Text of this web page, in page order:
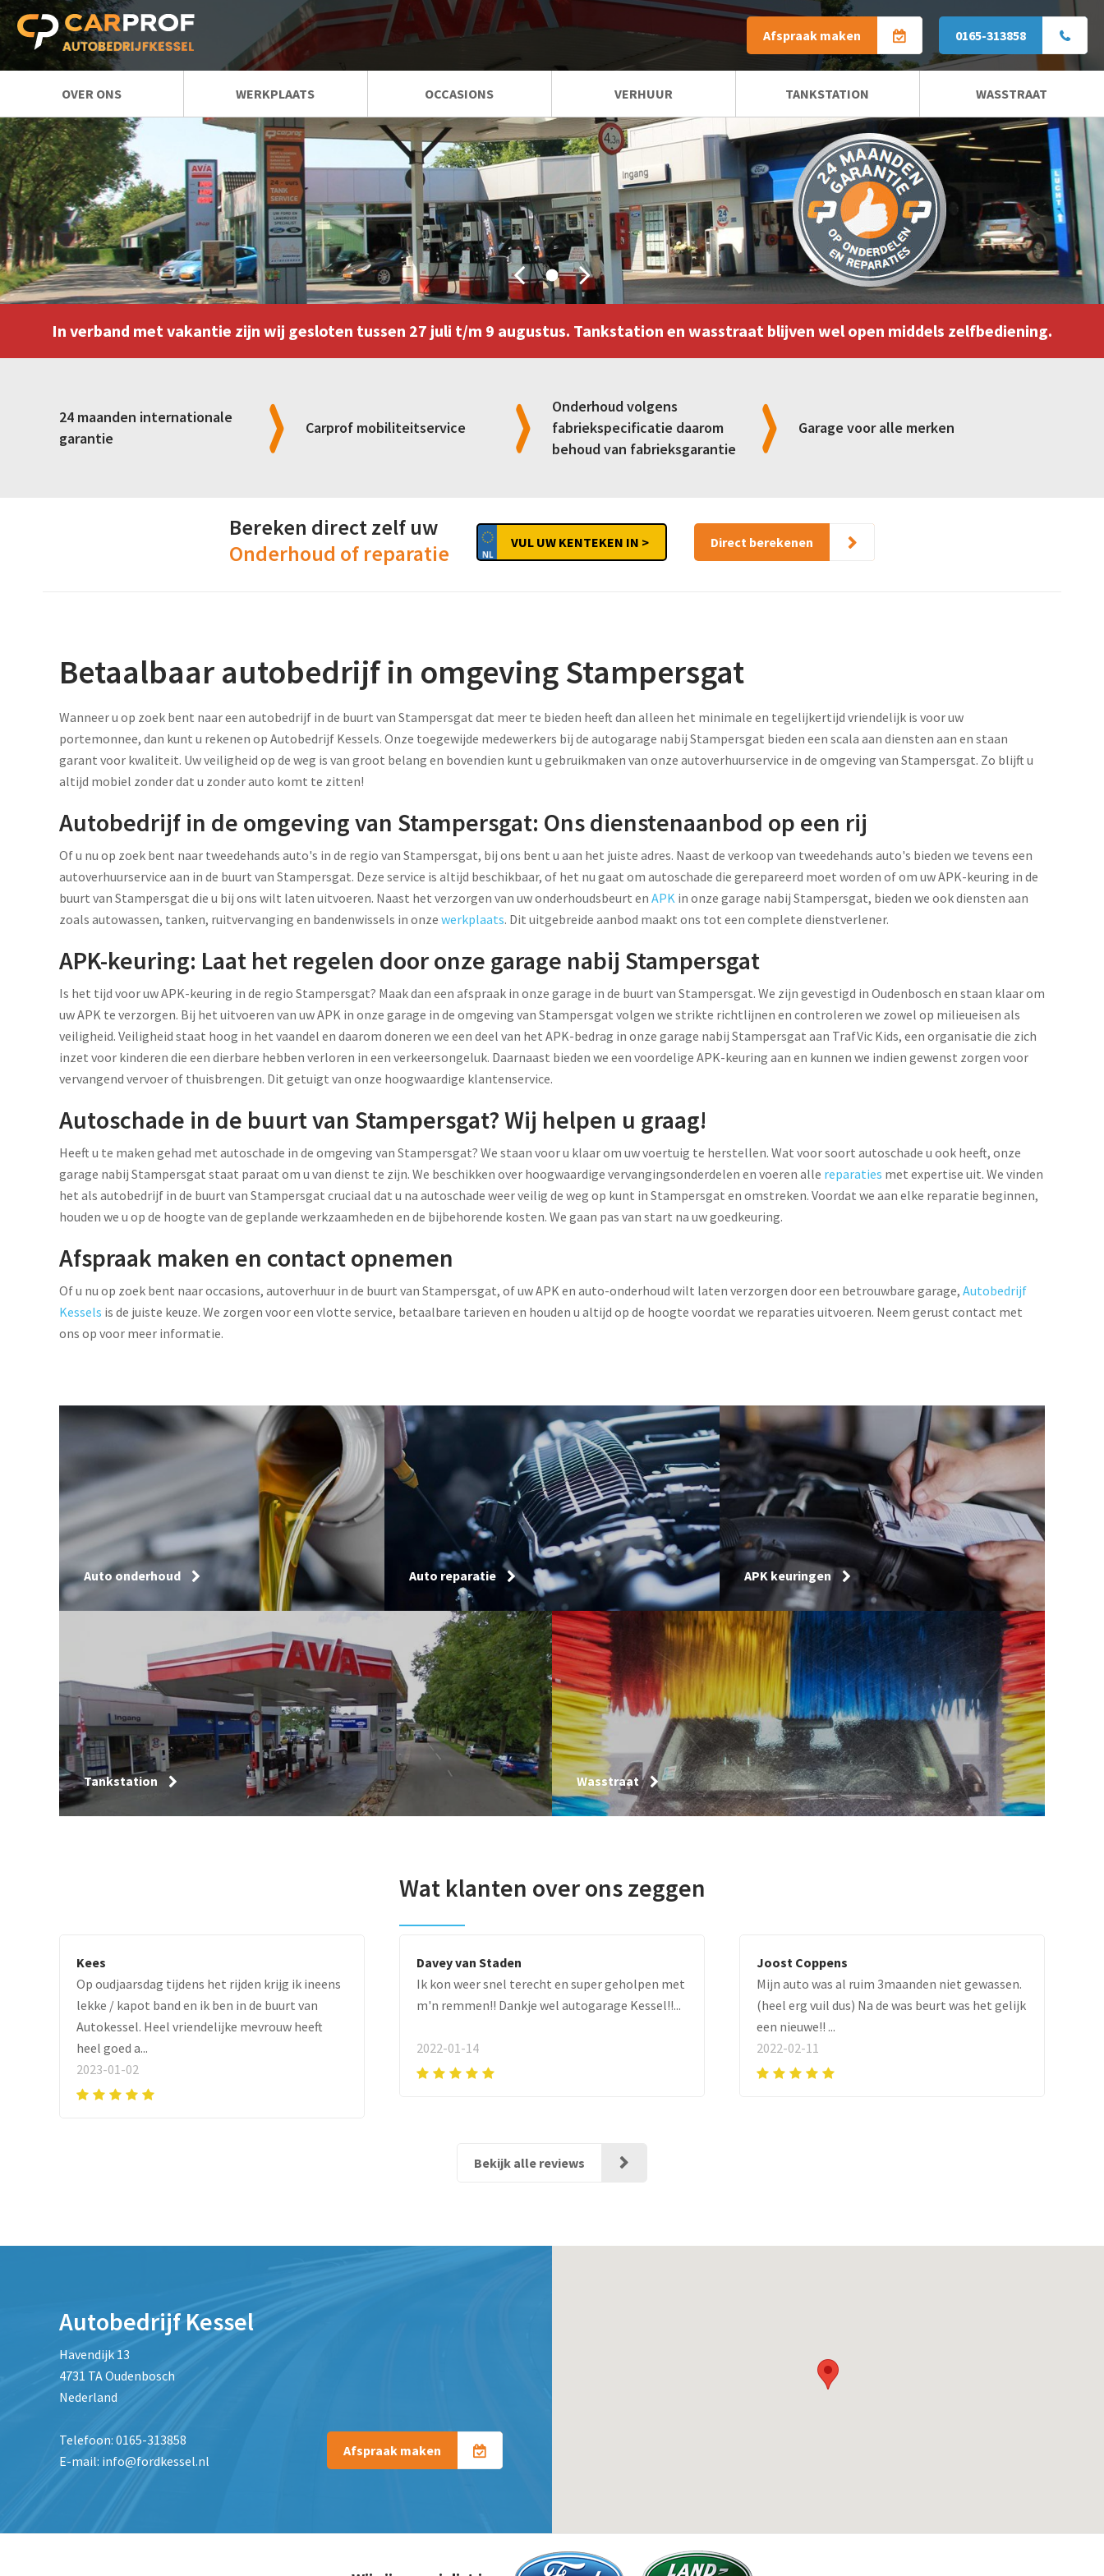
Afspraak maken 0165-313858
OVER ONS
REGIO
AUTOBEDRIJF OUD GASTEL
AUTOBEDRIJF HOEVEN
AUTOBEDRIJF
BOSSCHENHOOFD
AUTOBEDRIJF RUCPHEN
AUTOBEDRIJF SPRUNDEL
AUTOBEDRIJF FIJNAART
WERKPLAATS
AIRCO SERVICE
AUTO REPARATIE
APK KEURINGEN
AUTO ONDERHOUD
ELEKTRISCHE STORINGEN
RUITVERVANGING
ECOBOOST SPECIALIST
AANKOOP TAXATIES
AUTOSCHADE
OCCASIONS
LEASE CALCULATOR
FINANCIAL LEASE VOORRAAD
VERHUUR TANKSTATION WASSTRAAT
ZAKELIJKE WASSTRAAT
In verband met vakantie zijn wij gesloten tussen 27 juli t/m 9 augustus. Tankstation en wasstraat blijven wel open middels zelfbediening.
24 maanden internationale
garantie
Carprof mobiliteitservice
Onderhoud volgens
fabriekspecificatie daarom
behoud van fabrieksgarantie
Garage voor alle merken
Bereken direct zelf uw
Onderhoud of reparatie
VUL UW KENTEKEN IN > Direct berekenen
Betaalbaar autobedrijf in omgeving Stampersgat
Wanneer u op zoek bent naar een autobedrijf in de buurt van Stampersgat dat meer te bieden heeft dan alleen het minimale en tegelijkertijd vriendelijk is voor uw
portemonnee, dan kunt u rekenen op Autobedrijf Kessels. Onze toegewijde medewerkers bij de autogarage nabij Stampersgat bieden een scala aan diensten aan en staan
garant voor kwaliteit. Uw veiligheid op de weg is van groot belang en bovendien kunt u gebruikmaken van onze autoverhuurservice in de omgeving van Stampersgat. Zo blijft u
altijd mobiel zonder dat u zonder auto komt te zitten!
Autobedrijf in de omgeving van Stampersgat: Ons dienstenaanbod op een rij
Of u nu op zoek bent naar tweedehands auto's in de regio van Stampersgat, bij ons bent u aan het juiste adres. Naast de verkoop van tweedehands auto's bieden we tevens een
autoverhuurservice aan in de buurt van Stampersgat. Deze service is altijd beschikbaar, of het nu gaat om autoschade die gerepareerd moet worden of om uw APK-keuring in de
buurt van Stampersgat die u bij ons wilt laten uitvoeren. Naast het verzorgen van uw onderhoudsbeurt en APK in onze garage nabij Stampersgat, bieden we ook diensten aan
zoals autowassen, tanken, ruitvervanging en bandenwissels in onze werkplaats. Dit uitgebreide aanbod maakt ons tot een complete dienstverlener.
APK-keuring: Laat het regelen door onze garage nabij Stampersgat
Is het tijd voor uw APK-keuring in de regio Stampersgat? Maak dan een afspraak in onze garage in de buurt van Stampersgat. We zijn gevestigd in Oudenbosch en staan klaar om
uw APK te verzorgen. Bij het uitvoeren van uw APK in onze garage in de omgeving van Stampersgat volgen we strikte richtlijnen en controleren we zowel op milieueisen als
veiligheid. Veiligheid staat hoog in het vaandel en daarom doneren we een deel van het APK-bedrag in onze garage nabij Stampersgat aan TrafVic Kids, een organisatie die zich
inzet voor kinderen die een dierbare hebben verloren in een verkeersongeluk. Daarnaast bieden we een voordelige APK-keuring aan en kunnen we indien gewenst zorgen voor
vervangend vervoer of thuisbrengen. Dit getuigt van onze hoogwaardige klantenservice.
Autoschade in de buurt van Stampersgat? Wij helpen u graag!
Heeft u te maken gehad met autoschade in de omgeving van Stampersgat? We staan voor u klaar om uw voertuig te herstellen. Wat voor soort autoschade u ook heeft, onze
garage nabij Stampersgat staat paraat om u van dienst te zijn. We beschikken over hoogwaardige vervangingsonderdelen en voeren alle reparaties met expertise uit. We vinden
het als autobedrijf in de buurt van Stampersgat cruciaal dat u na autoschade weer veilig de weg op kunt in Stampersgat en omstreken. Voordat we aan elke reparatie beginnen,
houden we u op de hoogte van de geplande werkzaamheden en de bijbehorende kosten. We gaan pas van start na uw goedkeuring.
Afspraak maken en contact opnemen
Of u nu op zoek bent naar occasions, autoverhuur in de buurt van Stampersgat, of uw APK en auto-onderhoud wilt laten verzorgen door een betrouwbare garage, Autobedrijf
Kessels is de juiste keuze. We zorgen voor een vlotte service, betaalbare tarieven en houden u altijd op de hoogte voordat we reparaties uitvoeren. Neem gerust contact met
ons op voor meer informatie.
Auto onderhoud Auto reparatie APK keuringen
Tankstation Wasstraat
Wat klanten over ons zeggen
Kees
Op oudjaarsdag tijdens het rijden krijg ik ineens
lekke / kapot band en ik ben in de buurt van
Autokessel. Heel vriendelijke mevrouw heeft
heel goed a...
2023-01-02
Davey van Staden
Ik kon weer snel terecht en super geholpen met
m'n remmen!! Dankje wel autogarage Kessel!!...
2022-01-14
Joost Coppens
Mijn auto was al ruim 3maanden niet gewassen.
(heel erg vuil dus) Na de was beurt was het gelijk
een nieuwe!! ...
2022-02-11
Bekijk alle reviews
Autobedrijf Kessel
Havendijk 13
4731 TA Oudenbosch
Nederland
Telefoon: 0165-313858
E-mail: info@fordkessel.nl
Afspraak maken